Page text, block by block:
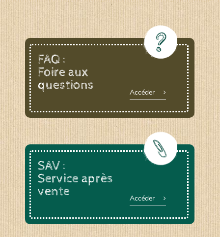
FAQ :
Foire aux
questions
Accéder
SAV :
Service après
vente
Accéder